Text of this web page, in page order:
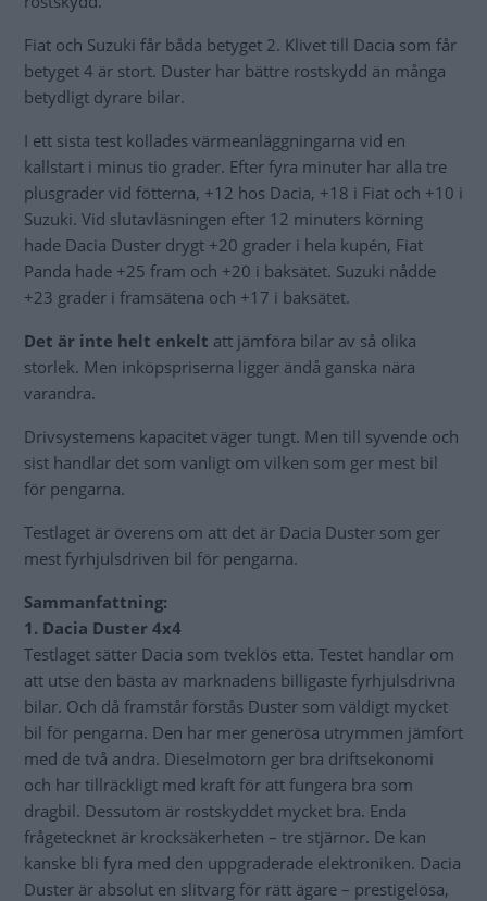
Fiat och Suzuki får båda betyget 2. Klivet till Dacia som får
betyget 4 är stort. Duster har bättre rostskydd än många
betydligt dyrare bilar.
I ett sista test kollades värmeanläggningarna vid en
kallstart i minus tio grader. Efter fyra minuter har alla tre
plusgrader vid fötterna, +12 hos Dacia, +18 i Fiat och +10 i
Suzuki. Vid slutavläsningen efter 12 minuters körning
hade Dacia Duster drygt +20 grader i hela kupén, Fiat
Panda hade +25 fram och +20 i baksätet. Suzuki nådde
+23 grader i framsätena och +17 i baksätet.
Det är inte helt enkelt att jämföra bilar av så olika
storlek. Men inköpspriserna ligger ändå ganska nära
varandra.
Drivsystemens kapacitet väger tungt. Men till syvende och
sist handlar det som vanligt om vilken som ger mest bil
för pengarna.
Testlaget är överens om att det är Dacia Duster som ger
mest fyrhjulsdriven bil för pengarna.
Sammanfattning:
1. Dacia Duster 4x4
Testlaget sätter Dacia som tveklös etta. Testet handlar om
att utse den bästa av marknadens billigaste fyrhjulsdrivna
bilar. Och då framstår förstås Duster som väldigt mycket
bil för pengarna. Den har mer generösa utrymmen jämfört
med de två andra. Dieselmotorn ger bra driftsekonomi
och har tillräckligt med kraft för att fungera bra som
dragbil. Dessutom är rostskyddet mycket bra. Enda
frågetecknet är krocksäkerheten – tre stjärnor. De kan
kanske bli fyra med den uppgraderade elektroniken. Dacia
Duster är absolut en slitvarg för rätt ägare – prestigelösa,